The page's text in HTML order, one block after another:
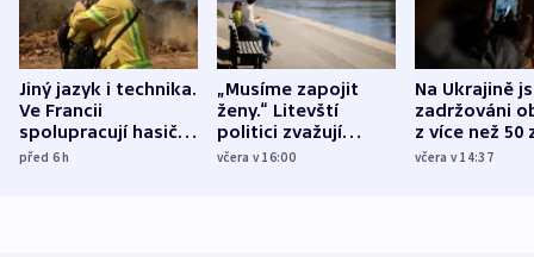
Jiný jazyk i technika.
Ve Francii
spolupracují hasiči z
různých zemí
před 6h
„Musíme zapojit
ženy.“ Litevští
politici zvažují
dohodu o
včera v 16:00
Na Ukrajině
zadržováni
z více než 50
Bojovali na
včera v 14:37